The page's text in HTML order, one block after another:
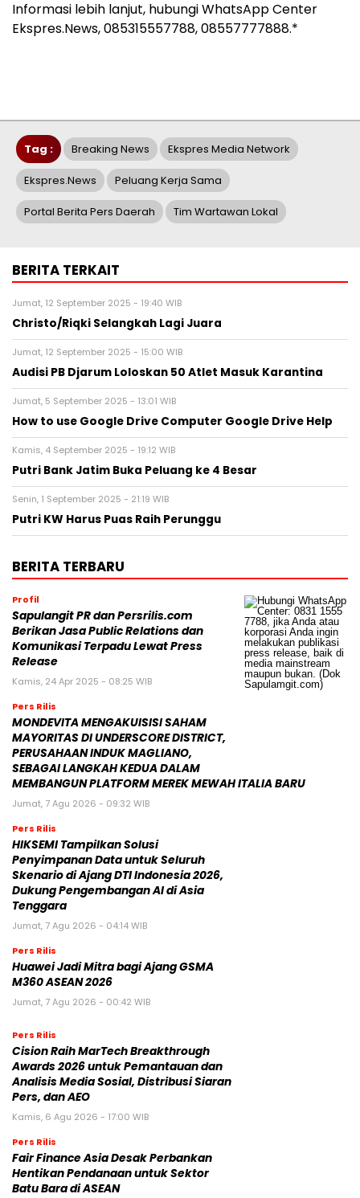
Informasi lebih lanjut, hubungi WhatsApp Center
Ekspres.News, 085315557788, 08557777888.*
Tag : Breaking News Ekspres Media Network
Ekspres.News Peluang Kerja Sama
Portal Berita Pers Daerah Tim Wartawan Lokal
BERITA TERKAIT
Jumat, 12 September 2025 - 19:40 WIB
Christo/Riqki Selangkah Lagi Juara
Jumat, 12 September 2025 - 15:00 WIB
Audisi PB Djarum Loloskan 50 Atlet Masuk Karantina
Jumat, 5 September 2025 - 13:01 WIB
How to use Google Drive Computer Google Drive Help
Kamis, 4 September 2025 - 19:12 WIB
Putri Bank Jatim Buka Peluang ke 4 Besar
Senin, 1 September 2025 - 21:19 WIB
Putri KW Harus Puas Raih Perunggu
BERITA TERBARU
Profil
Sapulangit PR dan Persrilis.com
Berikan Jasa Public Relations dan
Komunikasi Terpadu Lewat Press
Release
Kamis, 24 Apr 2025 - 08:25 WIB
Pers Rilis
MONDEVITA MENGAKUISISI SAHAM
MAYORITAS DI UNDERSCORE DISTRICT,
PERUSAHAAN INDUK MAGLIANO,
SEBAGAI LANGKAH KEDUA DALAM
MEMBANGUN PLATFORM MEREK MEWAH ITALIA BARU
Jumat, 7 Agu 2026 - 09:32 WIB
Pers Rilis
HIKSEMI Tampilkan Solusi
Penyimpanan Data untuk Seluruh
Skenario di Ajang DTI Indonesia 2026,
Dukung Pengembangan AI di Asia
Tenggara
Jumat, 7 Agu 2026 - 04:14 WIB
Pers Rilis
Huawei Jadi Mitra bagi Ajang GSMA
M360 ASEAN 2026
Jumat, 7 Agu 2026 - 00:42 WIB
Pers Rilis
Cision Raih MarTech Breakthrough
Awards 2026 untuk Pemantauan dan
Analisis Media Sosial, Distribusi Siaran
Pers, dan AEO
Kamis, 6 Agu 2026 - 17:00 WIB
Pers Rilis
Fair Finance Asia Desak Perbankan
Hentikan Pendanaan untuk Sektor
Batu Bara di ASEAN